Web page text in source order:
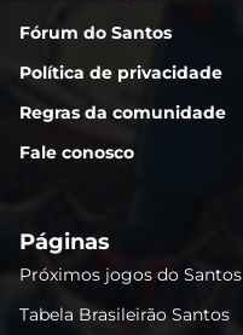
Fórum do Santos
Política de privacidade
Regras da comunidade
Fale conosco
Páginas
Próximos jogos do Santos
Tabela Brasileirão Santos